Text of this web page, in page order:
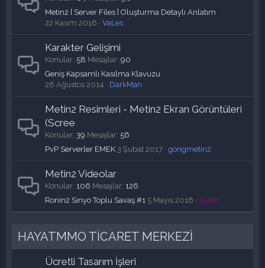
Metin2 [ Server Files ] Oluşturma Detaylı Anlatım
22 Kasım 2016
VaLes
Karakter Gelişimi
Konular 58 Mesajlar 90
Geniş Kapsamlı Kasılma Klavuzu
28 Ağustos 2014
DarkMan
Metin2 Resimleri - Metin2 Ekran Görüntüleri
(Scree
Konular 39 Mesajlar 56
PvP Serverler EMEK 3 Şubat 2017 gongmetin2
Metin2 Videolar
Konular 106 Mesajlar 126
Ronin2 Sinyo Toplu Savaş #1 5 Mayıs 2016 Siyah
HAYATMMO TİCARET MERKEZİ
Ücretli Tasarım İşleri